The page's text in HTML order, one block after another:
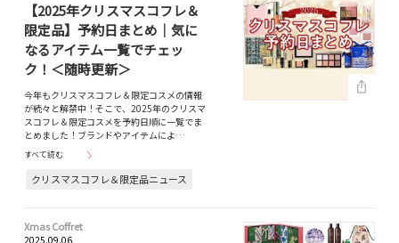
【2025年クリスマスコフレ＆
限定品】予約日まとめ｜気に
なるアイテム一覧でチェッ
ク！＜随時更新＞
今年もクリスマスコフレ＆限定コスメの情報
が続々と解禁中！そこで、2025年のクリスマ
スコフレ＆限定コスメを予約日順に一覧でま
とめました！ブランドやアイテムによ…
すべて読む
クリスマスコフレ＆限定品ニュース
Xmas Coffret
2025.09.06